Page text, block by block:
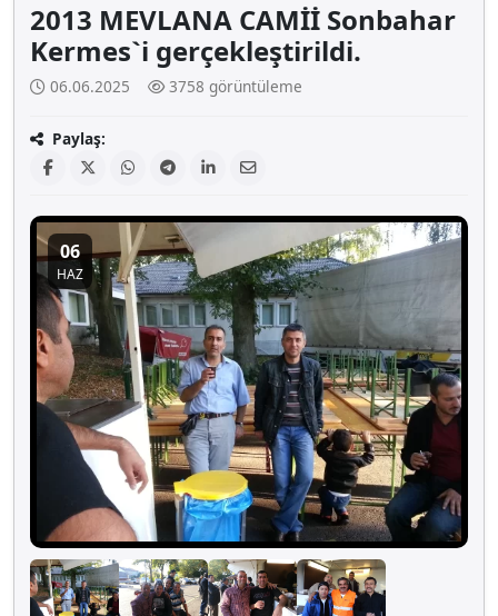
2013 MEVLANA CAMİİ Sonbahar
Kermes`i gerçekleştirildi.
06.06.2025 3758 görüntüleme
Paylaş:
06
HAZ